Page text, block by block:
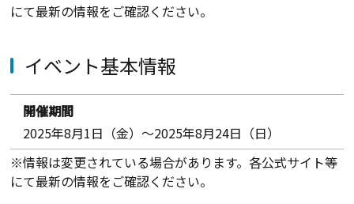
にて最新の情報をご確認ください。
イベント基本情報
開催期間
2025年8月1日（金）～2025年8月24日（日）
※情報は変更されている場合があります。各公式サイト等
にて最新の情報をご確認ください。